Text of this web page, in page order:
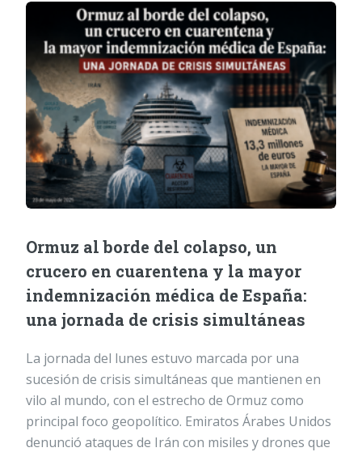
Ormuz al borde del colapso, un
crucero en cuarentena y la mayor
indemnización médica de España:
una jornada de crisis simultáneas
La jornada del lunes estuvo marcada por una
sucesión de crisis simultáneas que mantienen en
vilo al mundo, con el estrecho de Ormuz como
principal foco geopolítico. Emiratos Árabes Unidos
denunció ataques de Irán con misiles y drones que